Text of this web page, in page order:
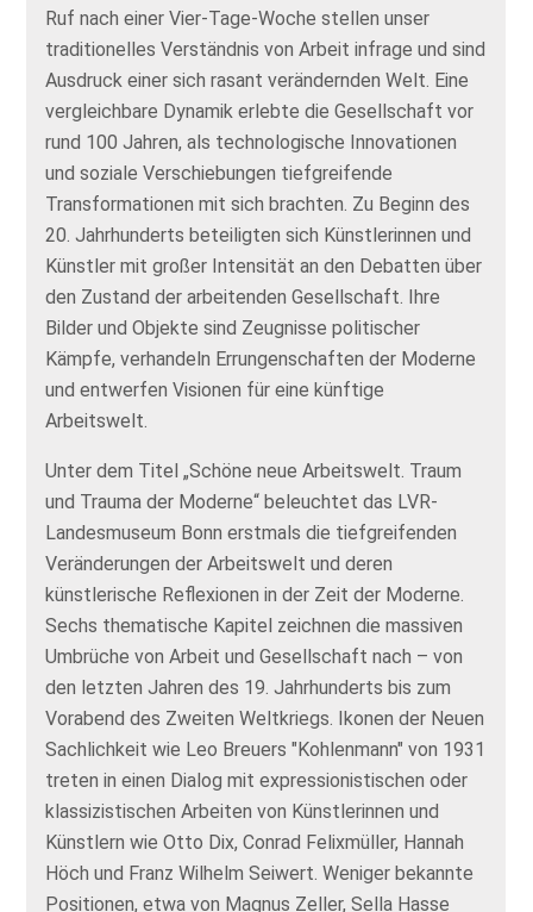
Ruf nach einer Vier-Tage-Woche stellen unser
traditionelles Verständnis von Arbeit infrage und sind
Ausdruck einer sich rasant verändernden Welt. Eine
vergleichbare Dynamik erlebte die Gesellschaft vor
rund 100 Jahren, als technologische Innovationen
und soziale Verschiebungen tiefgreifende
Transformationen mit sich brachten. Zu Beginn des
20. Jahrhunderts beteiligten sich Künstlerinnen und
Künstler mit großer Intensität an den Debatten über
den Zustand der arbeitenden Gesellschaft. Ihre
Bilder und Objekte sind Zeugnisse politischer
Kämpfe, verhandeln Errungenschaften der Moderne
und entwerfen Visionen für eine künftige
Arbeitswelt.
Unter dem Titel „Schöne neue Arbeitswelt. Traum
und Trauma der Moderne“ beleuchtet das LVR-
Landesmuseum Bonn erstmals die tiefgreifenden
Veränderungen der Arbeitswelt und deren
künstlerische Reflexionen in der Zeit der Moderne.
Sechs thematische Kapitel zeichnen die massiven
Umbrüche von Arbeit und Gesellschaft nach – von
den letzten Jahren des 19. Jahrhunderts bis zum
Vorabend des Zweiten Weltkriegs. Ikonen der Neuen
Sachlichkeit wie Leo Breuers "Kohlenmann" von 1931
treten in einen Dialog mit expressionistischen oder
klassizistischen Arbeiten von Künstlerinnen und
Künstlern wie Otto Dix, Conrad Felixmüller, Hannah
Höch und Franz Wilhelm Seiwert. Weniger bekannte
Positionen, etwa von Magnus Zeller, Sella Hasse